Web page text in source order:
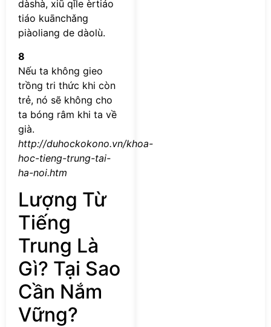
dàshà, xiū qǐle èrtiáo
tiáo kuānchǎng
piàoliang de dàolù.
8
Nếu ta không gieo
trồng tri thức khi còn
trẻ, nó sẽ không cho
ta bóng râm khi ta về
già.
http://duhockokono.vn/khoa-
hoc-tieng-trung-tai-
ha-noi.htm
Lượng Từ
Tiếng
Trung Là
Gì? Tại Sao
Cần Nắm
Vững?